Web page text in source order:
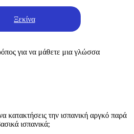
Ξεκίνα
για να μάθετε μια γλώσσα
κατακτήσεις την ισπανική αργκό παρά
ισπανικά;